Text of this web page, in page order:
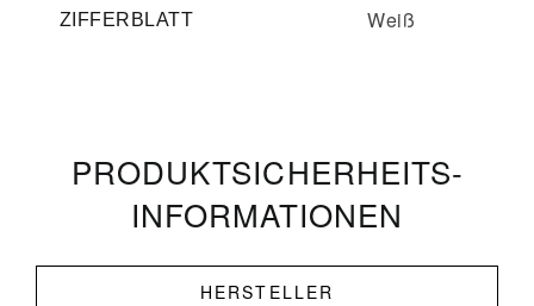
ZIFFERBLATT Weiß
PRODUKT­­SICHERHEITS­
INFORMATIONEN
HERSTELLER